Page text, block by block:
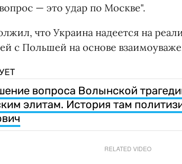
— это удар по Москве".
что Украина надеется на
с Польшей на основе
вопроса Волынской
элитам. История там
RELATED VIDEO